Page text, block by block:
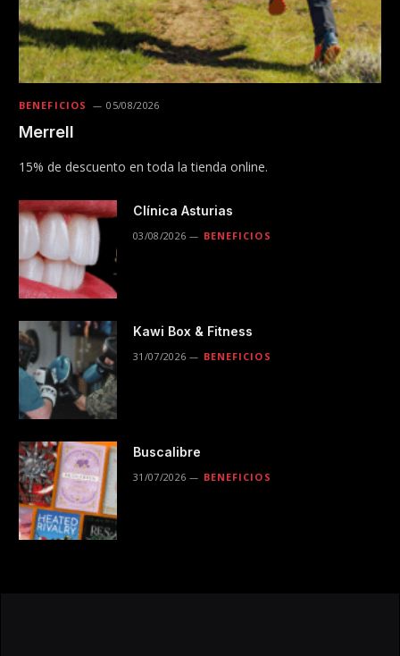
BENEFICIOS 05/08/2026
Merrell
15% de descuento en toda la tienda online.
Clínica Asturias
03/08/2026 BENEFICIOS
Kawi Box & Fitness
31/07/2026 BENEFICIOS
Buscalibre
31/07/2026 BENEFICIOS